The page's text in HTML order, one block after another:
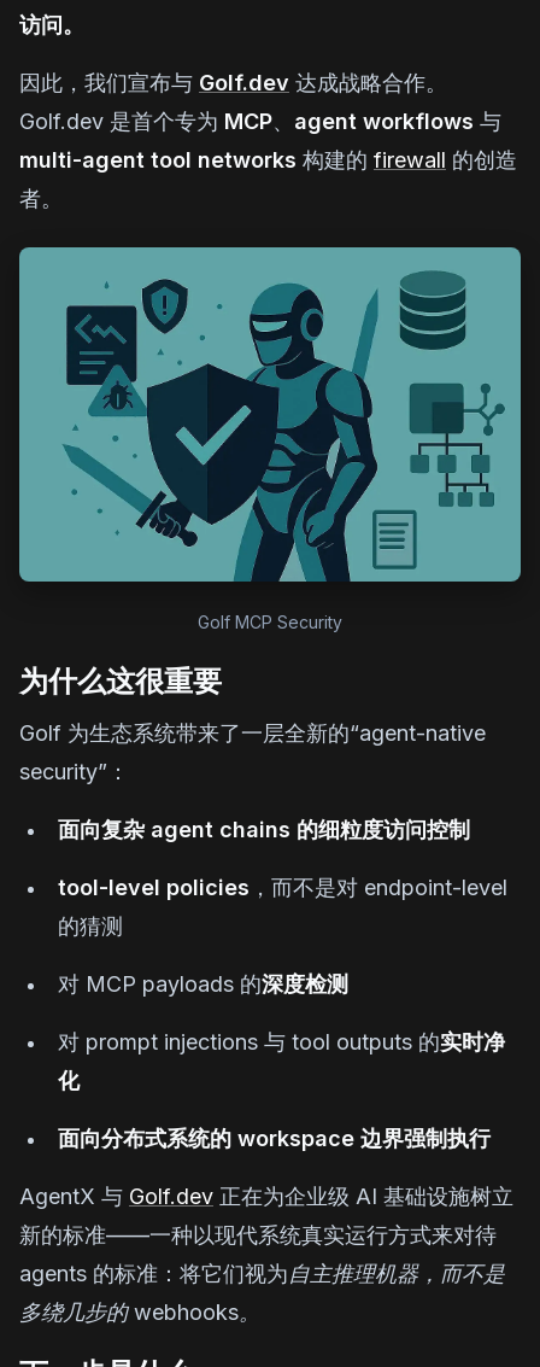
访问。
因此，我们宣布与 Golf.dev 达成战略合作。
Golf.dev 是首个专为 MCP、 agent workflows 与
multi-agent tool networks 构建的 firewall 的创造
者。
Golf MCP Security
为什么这很重要
Golf 为生态系统带来了一层全新的“agent-native
security”：
面向复杂 agent chains 的细粒度访问控制
tool-level policies ，而不是对 endpoint-level
的猜测
对 MCP payloads 的深度检测
对 prompt injections 与 tool outputs 的实时净
化
面向分布式系统的 workspace 边界强制执行
AgentX 与 Golf.dev 正在为企业级 AI 基础设施树立
新的标准——一种以现代系统真实运行方式来对待
agents 的标准：将它们视为自主推理机器，而不是
多绕几步的 webhooks。